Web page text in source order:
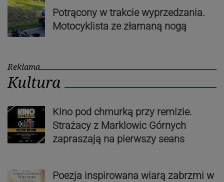
Potrącony w trakcie wyprzedzania.
Motocyklista ze złamaną nogą
Reklama
Kultura
Kino pod chmurką przy remizie.
Strażacy z Marklowic Górnych
zapraszają na pierwszy seans
Poezja inspirowana wiarą zabrzmi w